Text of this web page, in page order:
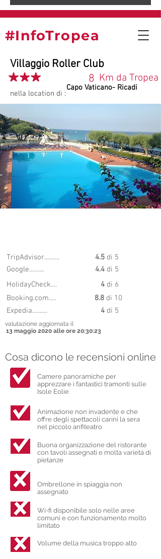
#InfoTropea
Villaggio Roller Club
nella location di :
Capo Vaticano- Ricadi
8 Km da Tropea
TripAdvisor.......... 4.5 di 5
Google..........
4.4 di 5
HolidayCheck....
4 di 6
Booking.com.....
8.8 di 10
Expedia..........
4 di 5
valutazione aggiornata il
13 maggio 2020 alle ore 20:30:23
Cosa dicono le recensioni online
Camere panoramiche per
apprezzare i fantastici tramonti sulle
Isole Eolie
Animazione non invadente e che
offre degli spettacoli carini la sera
nel piccolo anfiteatro
Buona organizzazione del ristorante
con tavoli assegnati e molta varietà di
pietanze
Ombrellone in spiaggia non
assegnato
Wi-fi disponibile solo nelle aree
comuni e con funzionamento molto
limitato
Volume della musica troppo alto